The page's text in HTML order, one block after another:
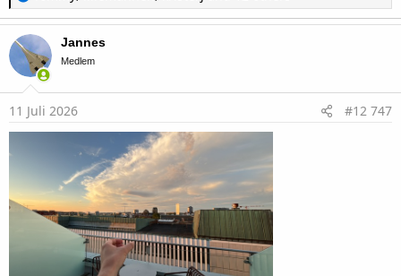
a
c
t
i
o
:
Jannes
Medlem
11 Juli 2026 #12 747